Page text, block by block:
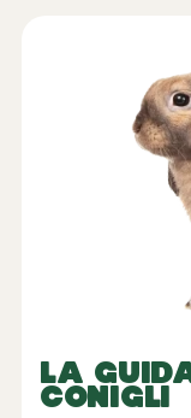
LA
CONIGLI